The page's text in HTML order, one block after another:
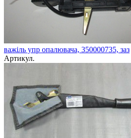
важіль упр опалювача, 350000735, заз
Артикул.